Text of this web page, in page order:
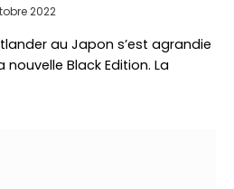
2022
au Japon s’est agrandie
Black Edition. La